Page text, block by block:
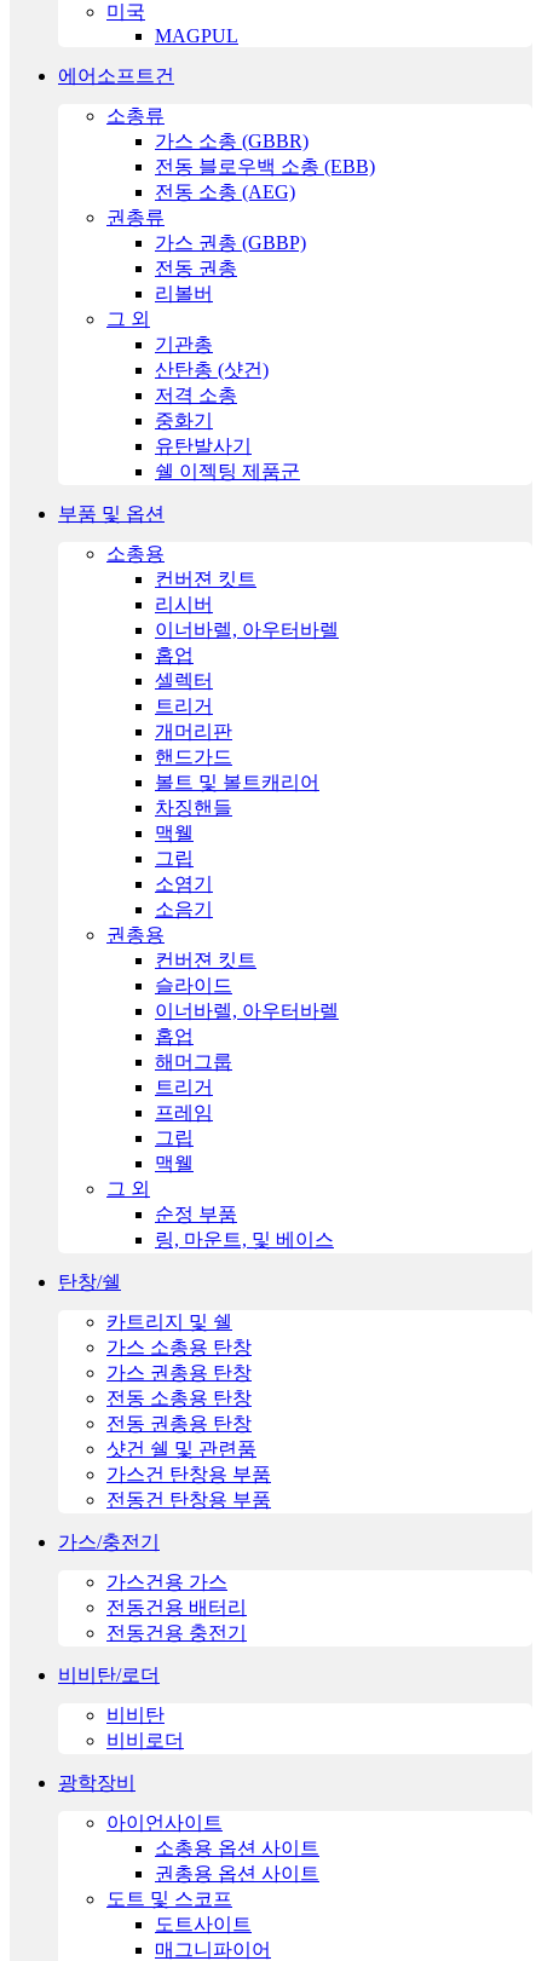
미국
MAGPUL
에어소프트건
소총류
가스 소총 (GBBR)
전동 블로우백 소총 (EBB)
전동 소총 (AEG)
권총류
가스 권총 (GBBP)
전동 권총
리볼버
그 외
기관총
산탄총 (샷건)
저격 소총
중화기
유탄발사기
쉘 이젝팅 제품군
부품 및 옵션
소총용
컨버젼 킷트
리시버
이너바렐, 아우터바렐
홉업
셀렉터
트리거
개머리판
핸드가드
볼트 및 볼트캐리어
차징핸들
맥웰
그립
소염기
소음기
권총용
컨버젼 킷트
슬라이드
이너바렐, 아우터바렐
홉업
해머그룹
트리거
프레임
그립
맥웰
그 외
순정 부품
링, 마운트, 및 베이스
탄창/쉘
카트리지 및 쉘
가스 소총용 탄창
가스 권총용 탄창
전동 소총용 탄창
전동 권총용 탄창
샷건 쉘 및 관련품
가스건 탄창용 부품
전동건 탄창용 부품
가스/충전기
가스건용 가스
전동건용 배터리
전동건용 충전기
비비탄/로더
비비탄
비비로더
광학장비
아이언사이트
소총용 옵션 사이트
권총용 옵션 사이트
도트 및 스코프
도트사이트
매그니파이어